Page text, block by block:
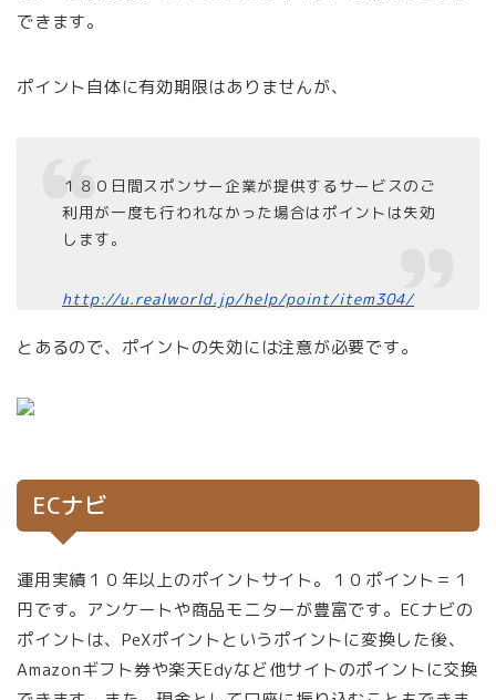
できます。
ポイント自体に有効期限はありませんが、
１８０日間スポンサー企業が提供するサービスのご
利用が一度も行われなかった場合はポイントは失効
します。
http://u.realworld.jp/help/point/item304/
とあるので、ポイントの失効には注意が必要です。
ECナビ
運用実績１０年以上のポイントサイト。１０ポイント＝１
円です。アンケートや商品モニターが豊富です。ECナビの
ポイントは、PeXポイントというポイントに変換した後、
Amazonギフト券や楽天Edyなど他サイトのポイントに交換